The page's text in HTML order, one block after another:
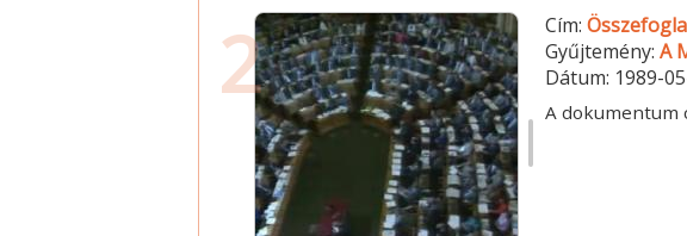
2 Cím:
Gyűjtemény:A
Dátum: 1989-
A dokumentum